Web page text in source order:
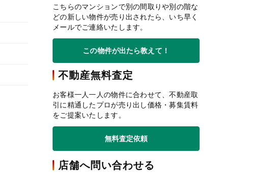
こちらのマンションで別の間取りや別の階な
どの新しい物件が売り出されたら、いち早く
メールでご連絡いたします。
この物件が出たら教えて！
不動産無料査定
お客様一人一人の物件に合わせて、不動産取
引に精通したプロが売り出し価格・募集賃料
をご提案いたします。
無料査定依頼
店舗へ問い合わせる